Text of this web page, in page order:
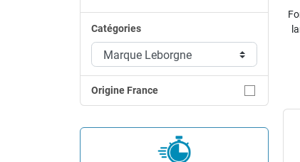
Catégories
Marque Leborgne
Origine France